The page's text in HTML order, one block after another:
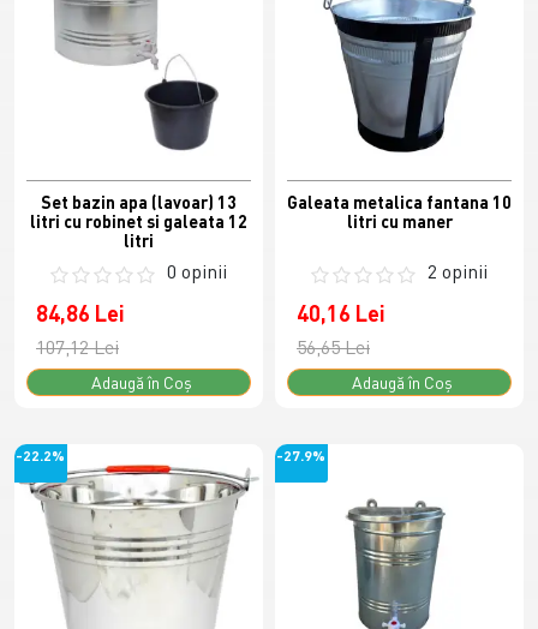
Set bazin apa (lavoar) 13
litri cu robinet si galeata 12
litri
0 opinii
84,86 Lei
107,12 Lei
Adaugă în Coş
Galeata metalica fantana 10
litri cu maner
2 opinii
40,16 Lei
56,65 Lei
Adaugă în Coş
-22.2% -27.9%